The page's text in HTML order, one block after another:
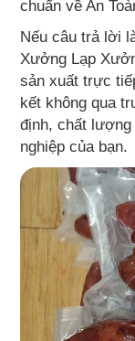
chuẩn về An
Nếu câu trả lời
Xưởng Lạp
sản xuất trực
kết không qua
định, chất lượng
nghiệp của bạn.